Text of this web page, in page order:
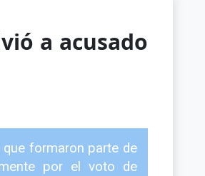
a acusado
formaron parte de
por el voto de